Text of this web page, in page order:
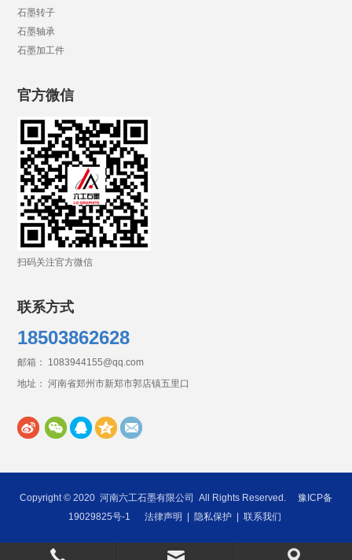
石墨转子
石墨轴承
石墨加工件
官方微信
扫码关注官方微信
联系方式
18503862628
邮箱： 1083944155@qq.com
地址： 河南省郑州市新郑市郭店镇五里口
Copyright © 2020 河南六工石墨有限公司 All Rights Reserved.
豫ICP备
19029825号-1
法律声明 隐私保护 联系我们